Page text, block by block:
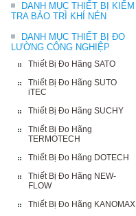
DANH MỤC THIẾT BỊ KIỂM
TRA BẢO TRÌ KHÍ NÉN
DANH MỤC THIẾT BỊ ĐO
LƯỜNG CÔNG NGHIỆP
Thiết Bị Đo Hãng SATO
Thiết Bị Đo Hãng SUTO
iTEC
Thiết Bị Đo Hãng SUCHY
Thiết Bị Đo Hãng
TERMOTECH
Thiết Bị Đo Hãng DOTECH
Thiết Bị Đo Hãng NEW-
FLOW
Thiết Bị Đo Hãng KANOMAX